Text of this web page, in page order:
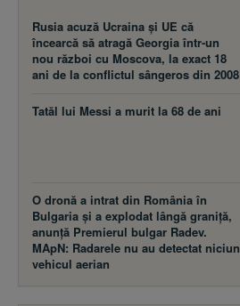
Rusia acuză Ucraina şi UE că
încearcă să atragă Georgia într-un
nou război cu Moscova, la exact 18
ani de la conflictul sângeros din 2008
Tatăl lui Messi a murit la 68 de ani
O dronă a intrat din România în
Bulgaria și a explodat lângă graniță,
anunță Premierul bulgar Radev.
MApN: Radarele nu au detectat niciun
vehicul aerian